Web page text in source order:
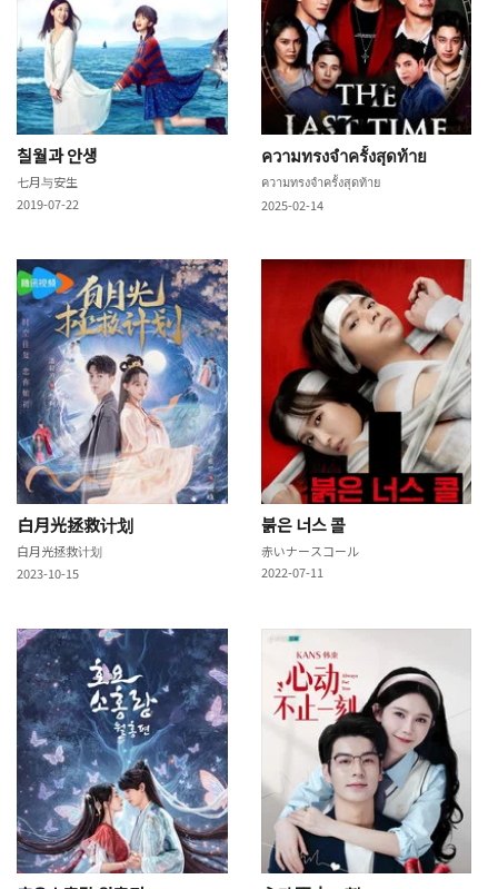
칠월과 안생
七月与安生
2019-07-22
ความทรงจำครั้งสุดท้าย
ความทรงจำครั้งสุดท้าย
2025-02-14
白月光拯救计划
白月光拯救计划
2023-10-15
붉은 너스 콜
赤いナースコール
2022-07-11